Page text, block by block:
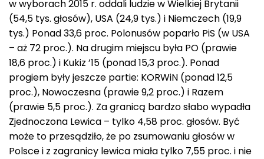
w wyborach 2015 r. oddali ludzie w Wielkiej Brytanii
(54,5 tys. głosów), USA (24,9 tys.) i Niemczech (19,9
tys.) Ponad 33,6 proc. Polonusów poparło PiS (w USA
– aż 72 proc.). Na drugim miejscu była PO (prawie
18,6 proc.) i Kukiz ’15 (ponad 15,3 proc.). Ponad
progiem były jeszcze partie: KORWiN (ponad 12,5
proc.), Nowoczesna (prawie 9,2 proc.) i Razem
(prawie 5,5 proc.). Za granicą bardzo słabo wypadła
Zjednoczona Lewica – tylko 4,58 proc. głosów. Być
może to przesądziło, że po zsumowaniu głosów w
Polsce i z zagranicy lewica miała tylko 7,55 proc. i nie